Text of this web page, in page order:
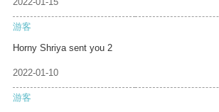
游客
Horny Shriya sent you 2
2022-01-10
游客